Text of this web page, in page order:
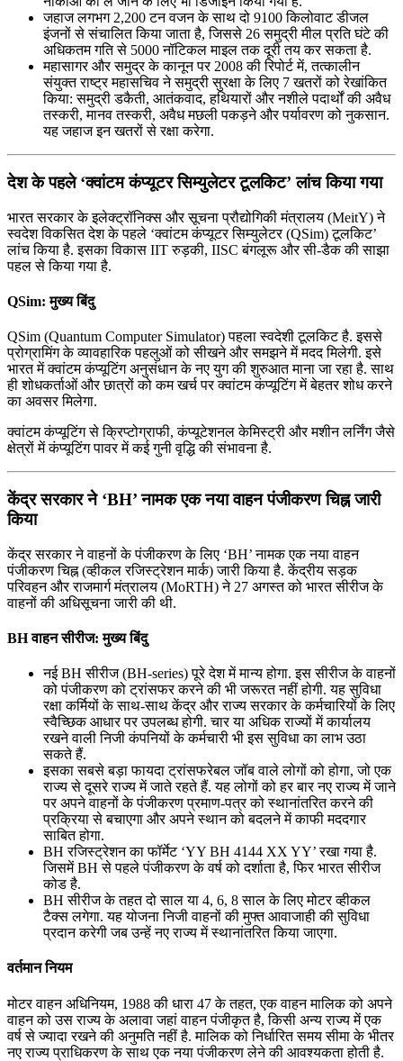
जहाज लगभग 2,200 टन वजन के साथ दो 9100 किलोवाट डीजल
इंजनों से संचालित किया जाता है, जिससे 26 समुद्री मील प्रति घंटे की
अधिकतम गति से 5000 नॉटिकल माइल तक दूरी तय कर सकता है.
महासागर और समुद्र के कानून पर 2008 की रिपोर्ट में, तत्कालीन
संयुक्त राष्ट्र महासचिव ने समुद्री सुरक्षा के लिए 7 खतरों को रेखांकित
किया: समुद्री डकैती, आतंकवाद, हथियारों और नशीले पदार्थों की अवैध
तस्करी, मानव तस्करी, अवैध मछली पकड़ने और पर्यावरण को नुकसान.
यह जहाज इन खतरों से रक्षा करेगा.
देश के पहले ‘क्वांटम कंप्यूटर सिम्युलेटर टूलकिट’ लांच किया गया
भारत सरकार के इलेक्ट्रॉनिक्स और सूचना प्रौद्योगिकी मंत्रालय (MeitY) ने
स्वदेश विकसित देश के पहले ‘क्वांटम कंप्यूटर सिम्युलेटर (QSim) टूलकिट’
लांच किया है. इसका विकास IIT रुड़की, IISC बंगलूरू और सी-डैक की साझा
पहल से किया गया है.
QSim: मुख्य बिंदु
QSim (Quantum Computer Simulator) पहला स्वदेशी टूलकिट है. इससे
प्रोग्रामिंग के व्यावहारिक पहलुओं को सीखने और समझने में मदद मिलेगी. इसे
भारत में क्वांटम कंप्यूटिंग अनुसंधान के नए युग की शुरुआत माना जा रहा है. साथ
ही शोधकर्ताओं और छात्रों को कम खर्च पर क्वांटम कंप्यूटिंग में बेहतर शोध करने
का अवसर मिलेगा.
क्वांटम कंप्यूटिंग से क्रिप्टोग्राफी, कंप्यूटेशनल केमिस्ट्री और मशीन लर्निंग जैसे
क्षेत्रों में कंप्यूटिंग पावर में कई गुनी वृद्धि की संभावना है.
केंद्र सरकार ने ‘BH’ नामक एक नया वाहन पंजीकरण चिह्न जारी
किया
केंद्र सरकार ने वाहनों के पंजीकरण के लिए ‘BH’ नामक एक नया वाहन
पंजीकरण चिह्न (व्हीकल रजिस्ट्रेशन मार्क) जारी किया है. केंद्रीय सड़क
परिवहन और राजमार्ग मंत्रालय (MoRTH) ने 27 अगस्त को भारत सीरीज के
वाहनों की अधिसूचना जारी की थी.
BH वाहन सीरीज: मुख्य बिंदु
नई BH सीरीज (BH-series) पूरे देश में मान्य होगा. इस सीरीज के वाहनों
को पंजीकरण को ट्रांसफर करने की भी जरूरत नहीं होगी. यह सुविधा
रक्षा कर्मियों के साथ-साथ केंद्र और राज्य सरकार के कर्मचारियों के लिए
स्वैच्छिक आधार पर उपलब्ध होगी. चार या अधिक राज्यों में कार्यालय
रखने वाली निजी कंपनियों के कर्मचारी भी इस सुविधा का लाभ उठा
सकते हैं.
इसका सबसे बड़ा फायदा ट्रांसफरेबल जॉब वाले लोगों को होगा, जो एक
राज्य से दूसरे राज्य में जाते रहते हैं. यह लोगों को हर बार नए राज्य में जाने
पर अपने वाहनों के पंजीकरण प्रमाण-पत्र को स्थानांतरित करने की
प्रक्रिया से बचाएगा और अपने स्थान को बदलने में काफी मददगार
साबित होगा.
BH रजिस्ट्रेशन का फॉर्मेट ‘YY BH 4144 XX YY’ रखा गया है.
जिसमें BH से पहले पंजीकरण के वर्ष को दर्शाता है, फिर भारत सीरीज
कोड है.
BH सीरीज के तहत दो साल या 4, 6, 8 साल के लिए मोटर व्हीकल
टैक्स लगेगा. यह योजना निजी वाहनों की मुफ्त आवाजाही की सुविधा
प्रदान करेगी जब उन्हें नए राज्य में स्थानांतरित किया जाएगा.
वर्तमान नियम
मोटर वाहन अधिनियम, 1988 की धारा 47 के तहत, एक वाहन मालिक को अपने
वाहन को उस राज्य के अलावा जहां वाहन पंजीकृत है, किसी अन्य राज्य में एक
वर्ष से ज्यादा रखने की अनुमति नहीं है. मालिक को निर्धारित समय सीमा के भीतर
नए राज्य प्राधिकरण के साथ एक नया पंजीकरण लेने की आवश्यकता होती है.